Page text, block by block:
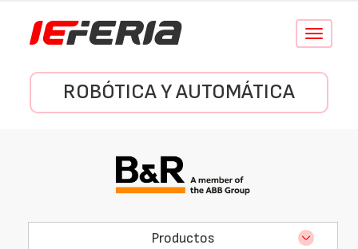
Conmutar
ROBÓTICA Y AUTOMÁTICA
Productos